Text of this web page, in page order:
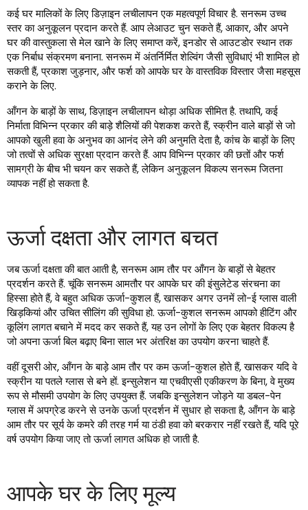
कई घर मालिकों के लिए डिज़ाइन लचीलापन एक महत्वपूर्ण विचार है. सनरूम उच्च
स्तर का अनुकूलन प्रदान करते हैं. आप लेआउट चुन सकते हैं, आकार, और अपने
घर की वास्तुकला से मेल खाने के लिए समाप्त करें, इनडोर से आउटडोर स्थान तक
एक निर्बाध संक्रमण बनाना. सनरूम में अंतर्निर्मित शेल्विंग जैसी सुविधाएं भी शामिल हो
सकती हैं, प्रकाश जुड़नार, और फर्श को आपके घर के वास्तविक विस्तार जैसा महसूस
कराने के लिए.
आँगन के बाड़ों के साथ, डिज़ाइन लचीलापन थोड़ा अधिक सीमित है. तथापि, कई
निर्माता विभिन्न प्रकार की बाड़े शैलियों की पेशकश करते हैं, स्क्रीन वाले बाड़ों से जो
आपको खुली हवा के अनुभव का आनंद लेने की अनुमति देता है, कांच के बाड़ों के लिए
जो तत्वों से अधिक सुरक्षा प्रदान करते हैं. आप विभिन्न प्रकार की छतों और फर्श
सामग्री के बीच भी चयन कर सकते हैं, लेकिन अनुकूलन विकल्प सनरूम जितना
व्यापक नहीं हो सकता है.
ऊर्जा दक्षता और लागत बचत
जब ऊर्जा दक्षता की बात आती है, सनरूम आम तौर पर आँगन के बाड़ों से बेहतर
प्रदर्शन करते हैं. चूंकि सनरूम आमतौर पर आपके घर की इंसुलेटेड संरचना का
हिस्सा होते हैं, वे बहुत अधिक ऊर्जा-कुशल हैं, खासकर अगर उनमें लो-ई ग्लास वाली
खिड़कियां और उचित सीलिंग की सुविधा हो. ऊर्जा-कुशल सनरूम आपको हीटिंग और
कूलिंग लागत बचाने में मदद कर सकते हैं, यह उन लोगों के लिए एक बेहतर विकल्प है
जो अपना ऊर्जा बिल बढ़ाए बिना साल भर अंतरिक्ष का उपयोग करना चाहते हैं.
वहीं दूसरी ओर, आँगन के बाड़े आम तौर पर कम ऊर्जा-कुशल होते हैं, खासकर यदि वे
स्क्रीन या पतले ग्लास से बने हों. इन्सुलेशन या एचवीएसी एकीकरण के बिना, वे मुख्य
रूप से मौसमी उपयोग के लिए उपयुक्त हैं. जबकि इन्सुलेशन जोड़ने या डबल-पेन
ग्लास में अपग्रेड करने से उनके ऊर्जा प्रदर्शन में सुधार हो सकता है, आँगन के बाड़े
आम तौर पर सूर्य के कमरे की तरह गर्म या ठंडी हवा को बरकरार नहीं रखते हैं, यदि पूरे
वर्ष उपयोग किया जाए तो ऊर्जा लागत अधिक हो जाती है.
आपके घर के लिए मूल्य